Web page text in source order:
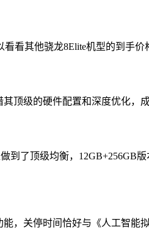
看其他骁龙8Elite机型的到手
顶级的硬件配置和深度优化，
了顶级均衡，12GB+256GB
，关停时间恰好与《人工智能